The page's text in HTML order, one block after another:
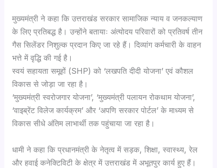
मुख्यमंत्री ने कहा कि उत्तराखंड सरकार सामाजिक न्याय व जनकल्याण
के लिए प्रतिबद्ध है। उन्होंने बतायाः अंत्योदय परिवारों को प्रतिवर्ष तीन
गैस सिलेंडर निशुल्क प्रदान किए जा रहे हैं। दिव्यांग कर्मचारी के वाहन
भत्ते में वृद्धि की गई है।
स्वयं सहायता समूहों (SHP) को ‘लखपति दीदी योजना’ एवं कौशल
विकास से जोड़ा जा रहा है।
‘मुख्यमंत्री स्वरोजगार योजना’, ‘मुख्यमंत्री पलायन रोकथाम योजना’,
‘वाइब्रेंट विलेज कार्यक्रम’ और ‘अपणि सरकार पोर्टल’ के माध्यम से
विकास सीधे अंतिम लाभार्थी तक पहुंचाया जा रहा है।
धामी ने कहा कि प्रधानमंत्री के नेतृत्व में सड़क, शिक्षा, स्वास्थ्य, रेल
और हवाई कनेक्टिविटी के क्षेत्र में उत्तराखंड में अभूतपुर कार्य हुए हैं।